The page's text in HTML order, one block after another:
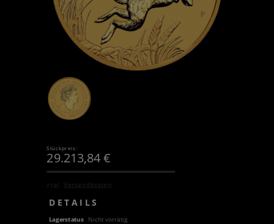
Stückpreis:
29.213,84€
zzgl.Versandkosten
DETAILS
Lagerstatus
Nicht vorrätig